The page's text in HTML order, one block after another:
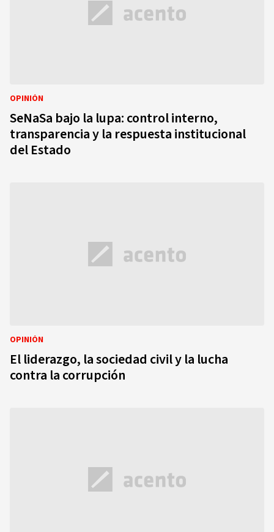
OPINIÓN
SeNaSa bajo la lupa: control interno,
transparencia y la respuesta institucional
del Estado
OPINIÓN
El liderazgo, la sociedad civil y la lucha
contra la corrupción